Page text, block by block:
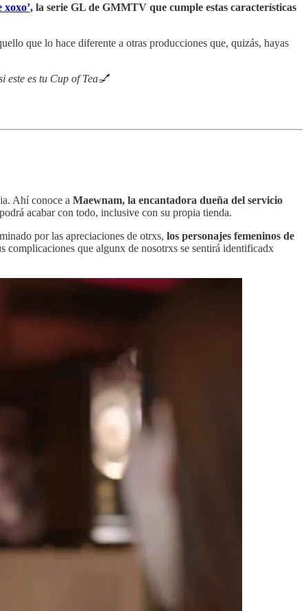
xoxo’, la serie GL de GMMTV que cumple estas características
que lo hace diferente a otras producciones que, quizás, hayas
este es tu Cup of Tea💅
Ahí conoce a Maewnam, la encantadora dueña del servicio
acabar con todo, inclusive con su propia tienda.
por las apreciaciones de otrxs, los personajes femeninos de
complicaciones que algunx de nosotrxs se sentirá identificadx